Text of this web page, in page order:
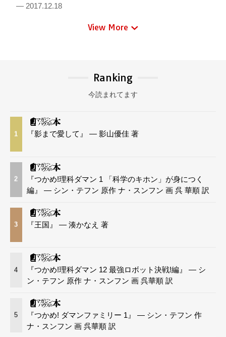
— 2017.12.18
View More
Ranking
今読まれてます
1 『影まで愛して』 — 影山優佳 著
2
『つかめ!理科ダマン 1 「科学のキホン」が身につく
編』 — シン・テフン 原作 ナ・スンフン 画 呉 華順 訳
3 『王国』 — 湊かなえ 著
4
『つかめ!理科ダマン 12 最強ロボット決戦!編』 — シ
ン・テフン 原作 ナ・スンフン 画 呉華順 訳
5
『つかめ! ダマンファミリー 1』 — シン・テフン 作
ナ・スンフン 画 呉華順 訳